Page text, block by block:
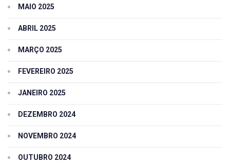
MAIO 2025
ABRIL 2025
MARÇO 2025
FEVEREIRO 2025
JANEIRO 2025
DEZEMBRO 2024
NOVEMBRO 2024
OUTUBRO 2024